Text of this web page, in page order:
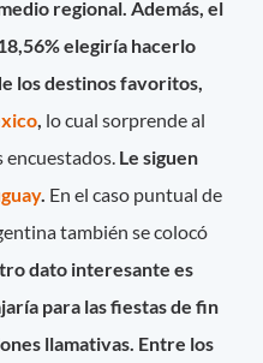
regional. Además, el
elegiría hacerlo
los destinos favoritos,
, lo cual sorprende al
encuestados. Le siguen
. En el caso puntual de
también se colocó
dato interesante es
para las fiestas de fin
llamativas. Entre los